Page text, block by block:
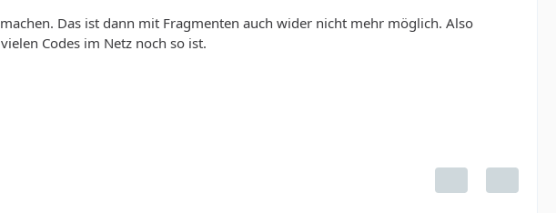
Das ist dann mit Fragmenten auch wider nicht mehr möglich. Also
Codes im Netz noch so ist.